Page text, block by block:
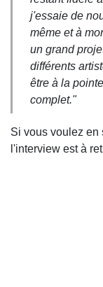
j'essaie de
même et à
un grand
différents
être à la
complet."
Si vous voulez en
l'interview est à